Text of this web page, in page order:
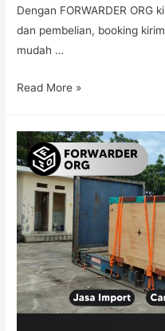
Dengan FORWARDER
dan pembelian, booking
mudah …
Read More »